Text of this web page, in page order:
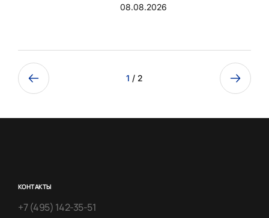
08.08.2026
1 / 2
КОНТАКТЫ
+7 (495) 142-35-51